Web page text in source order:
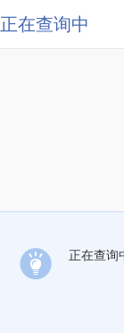
正在查询中
正在查询